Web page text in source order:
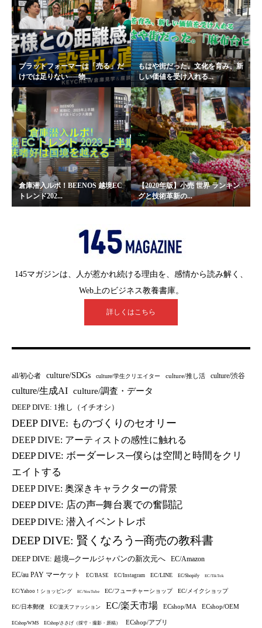
プラットフォーマーは「売る」だ
けでは足りない──物...
もはや街だった。文化を育み、新
しい価値を受け入れる...
倉庫潜入ルポ！BEENOS 越境EC
トレンド202...
【2020年版】小売 世界 ランキン
グと技術革新の...
145マガジンは、人が惹かれ続ける理由を、感情から読み解く、
Web上のビジネス教養書庫。
詳しくはこちら
all/初心者 culture/SDGs culture/学生クリエイター culture/推し活 culture/渋谷
culture/生成AI culture/調査・データ
DEEP DIVE: 1推し（イチオシ）
DEEP DIVE: ものづくりのセオリー
DEEP DIVE: アーティストの感性に触れる
DEEP DIVE: ボーダーレス─僕らは空間と時間をクリ
エイトする
DEEP DIVE: 奥深きキャラクターの背景
DEEP DIVE: 店の声─舞台裏での奮闘記
DEEP DIVE: 潜入イベントレポ
DEEP DIVE: 賢くなろう─商売の教科書
DEEP DIVE: 超境─クールジャパンの新次元へ EC/Amazon
EC/au PAY マーケット EC/BASE EC/Instagram EC/LINE EC/Shopify EC/TikTok
EC/Yahoo！ショッピング EC/YouTube EC/フューチャーショップ EC/メイクショップ
EC/日本郵便 EC/楽天ファッション EC/楽天市場 ECshop/MA ECshop/OEM
ECshop/WMS ECshop/ささげ（採寸・撮影・原稿） ECshop/アプリ